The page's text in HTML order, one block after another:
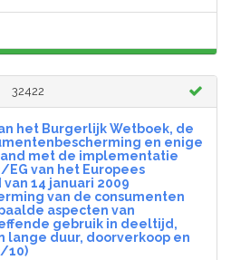
32422
het Burgerlijk Wetboek, de
en enige
met de implementatie
van het Europees
14 januari 2009
van de consumenten
aspecten van
gebruik in deeltijd,
lange duur, doorverkoop en
10)